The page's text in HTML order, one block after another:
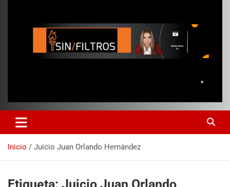
Inicio Juicio Juan Orlando Hernández